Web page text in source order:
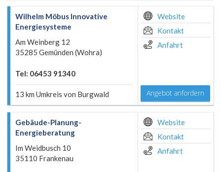
Wilhelm Möbus Innovative
Energiesysteme
Am Weinberg 12
35285 Gemünden (Wohra)
Tel: 06453 91340
13 km Umkreis von Burgwald
Website
Kontakt
Anfahrt
Angebot anfordern
Gebäude-Planung-
Energieberatung
Im Weidbusch 10
35110 Frankenau
Website
Kontakt
Anfahrt